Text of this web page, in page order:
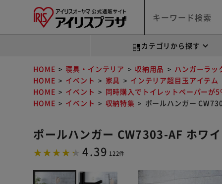
カテゴリから探す
HOME 寝具・インテリア 収納用品
ハンガーラッ
HOME
イベント 家具
インテリア超目玉アイテム
HOME
イベント
同時購入でトイレットペーパーが
HOME
イベント 収納特集 ポールハンガー
ポールハンガー CW7303-AF ホワ
4.39 122件